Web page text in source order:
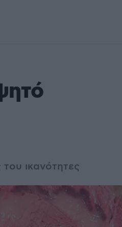
ικανότητες